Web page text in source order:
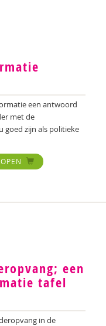
en Wetenschap
een antwoord
met de
goed zijn als politieke
een
tafel
in de